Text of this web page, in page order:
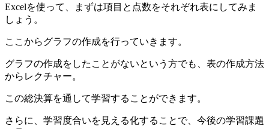
Excelを使って、まずは項目と点数をそれぞれ表にしてみま
しょう。
ここからグラフの作成を行っていきます。
グラフの作成をしたことがないという方でも、表の作成方法
からレクチャー。
この総決算を通して学習することができます。
さらに、学習度合いを見える化することで、今後の学習課題